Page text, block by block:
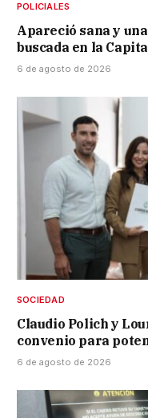
POLICIALES
Apareció sana y
buscada en la
6 de agosto de 2026
SOCIEDAD
Claudio Polich y
convenio para
6 de agosto de 2026